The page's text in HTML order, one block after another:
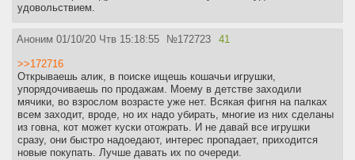
удовольствием.
Аноним 01/10/20 Чтв 15:18:55 №172723 41
>>172716
Открываешь алик, в поиске ищешь кошачьи игрушки,
упорядочиваешь по продажам. Моему в детстве заходили
мячики, во взрослом возрасте уже нет. Всякая фигня на палках
всем заходит, вроде, но их надо убирать, многие из них сделаны
из говна, кот может куски отожрать. И не давай все игрушки
сразу, они быстро надоедают, интерес пропадает, приходится
новые покупать. Лучше давать их по очереди.